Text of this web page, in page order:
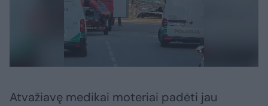
Atvažiavę medikai moteriai padėti jau